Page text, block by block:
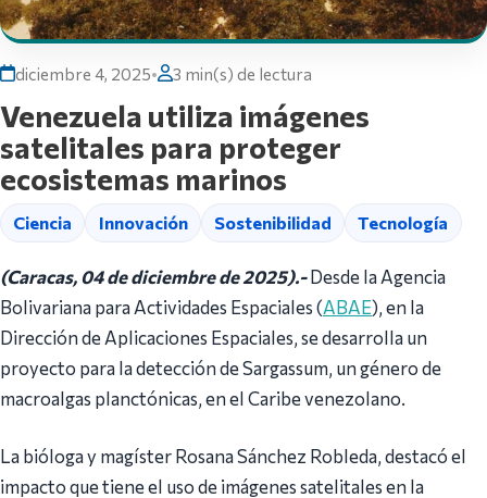
diciembre 4, 2025• 3 min(s) de lectura
Venezuela utiliza imágenes
satelitales para proteger
ecosistemas marinos
Ciencia Innovación Sostenibilidad Tecnología
(Caracas, 04 de diciembre de 2025).-Desde la Agencia
Bolivariana para Actividades Espaciales (ABAE), en la
Dirección de Aplicaciones Espaciales, se desarrolla un
proyecto para la detección de Sargassum, un género de
macroalgas planctónicas, en el Caribe venezolano.
La bióloga y magíster Rosana Sánchez Robleda, destacó el
impacto que tiene el uso de imágenes satelitales en la